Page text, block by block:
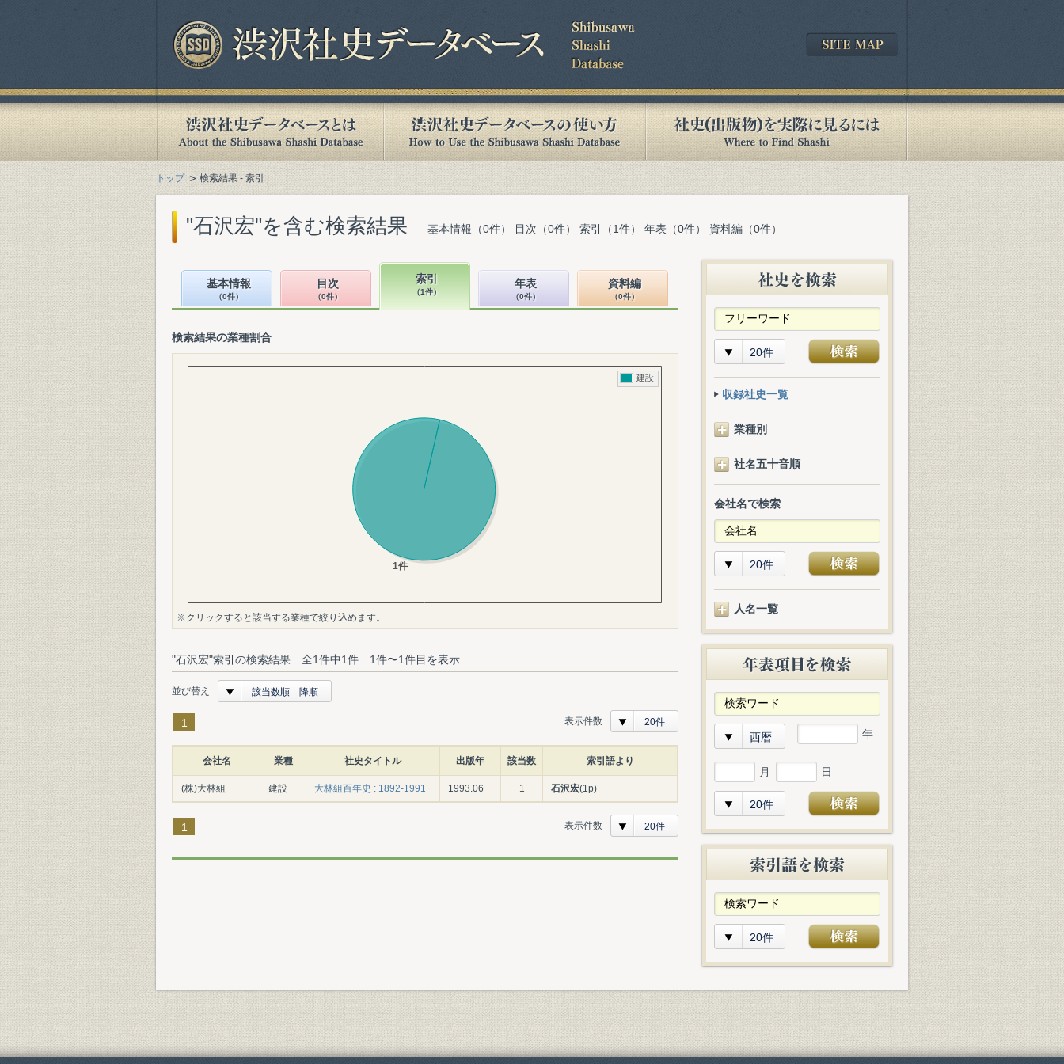
トップ 検索結果 - 索引
"石沢宏"を含む検索結果 基本情報（0件） 目次（0件） 索引（1件） 年表（0件） 資料編（0件）
基本情報
（0件）
目次
（0件）
索引
（1件）
年表
（0件）
資料編
（0件）
検索結果の業種割合
※クリックすると該当する業種で絞り込めます。
"石沢宏"索引の検索結果 全1件中1件 1件〜1件目を表示
並び替え 該当数順 降順
1 表示件数 20件
会社名 業種 社史タイトル 出版年 該当数 索引語より
(株)大林組 建設 大林組百年史 : 1892-1991 1993.06 1 石沢宏(1p)
1 表示件数 20件
20件
収録社史一覧
業種別
社名五十音順
会社名で検索
20件
人名一覧
西暦 年
月 日
20件
20件